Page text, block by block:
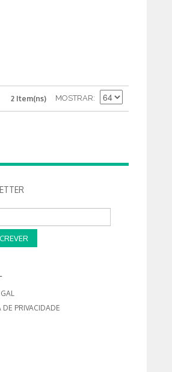
2 Item(ns) MOSTRAR
DE PRIVACIDADE